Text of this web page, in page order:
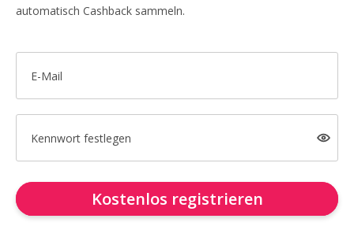
automatisch Cashback sammeln.
E-Mail
Kennwort festlegen
Kostenlos registrieren